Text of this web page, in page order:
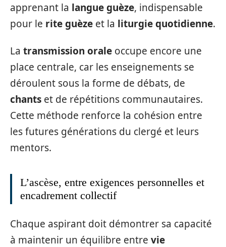
apprenant la langue guèze, indispensable
pour le rite guèze et la liturgie quotidienne.
La transmission orale occupe encore une
place centrale, car les enseignements se
déroulent sous la forme de débats, de
chants et de répétitions communautaires.
Cette méthode renforce la cohésion entre
les futures générations du clergé et leurs
mentors.
L’ascèse, entre exigences personnelles et
encadrement collectif
Chaque aspirant doit démontrer sa capacité
à maintenir un équilibre entre vie